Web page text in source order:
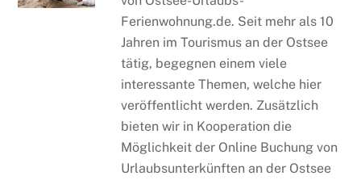
Ferienwohnung.de. Seit mehr als 10
Jahren im Tourismus an der Ostsee
tätig, begegnen einem viele
interessante Themen, welche hier
veröffentlicht werden. Zusätzlich
bieten wir in Kooperation die
Möglichkeit der Online Buchung von
Urlaubsunterkünften an der Ostsee